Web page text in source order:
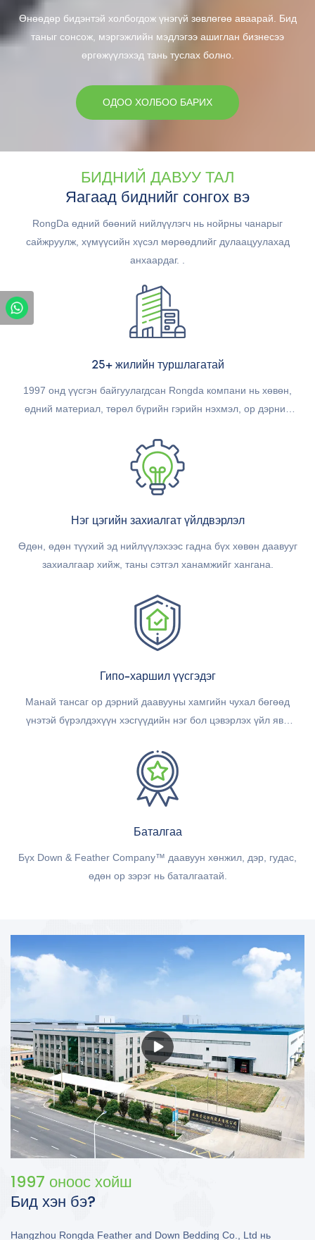
Өнөөдөр бидэнтэй холбогдож үнэгүй зөвлөгөө аваарай. Бид
таныг сонсож, мэргэжлийн мэдлэгээ ашиглан бизнесээ
өргөжүүлэхэд тань туслах болно.
ОДОО ХОЛБОО БАРИХ
БИДНИЙ ДАВУУ ТАЛ
Яагаад биднийг сонгох вэ
RongDa өдний бөөний нийлүүлэгч нь нойрны чанарыг
сайжруулж, хүмүүсийн хүсэл мөрөөдлийг дулаацуулахад
анхаардаг. .
25+ жилийн туршлагатай
1997 онд үүсгэн байгуулагдсан Rongda компани нь хөвөн,
өдний материал, төрөл бүрийн гэрийн нэхмэл, ор дэрний
Нэг цэгийн захиалгат үйлдвэрлэл
Өдөн, өдөн түүхий эд нийлүүлэхээс гадна бүх хөвөн даавууг
захиалгаар хийж, таны сэтгэл ханамжийг хангана.
Гипо-харшил үүсгэдэг
Манай тансаг ор дэрний даавууны хамгийн чухал бөгөөд
үнэтэй бүрэлдэхүүн хэсгүүдийн нэг бол цэвэрлэх үйл явц
ЗӨВХӨН савантай усаар угаана.
Баталгаа
Бүх Down & Feather Company™ даавуун хөнжил, дэр, гудас,
өдөн ор зэрэг нь баталгаатай.
1997 оноос хойш
Бид хэн бэ?
Hangzhou Rongda Feather and Down Bedding Co., Ltd нь